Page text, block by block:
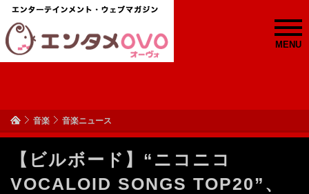
MENU
音楽 音楽ニュース
【ビルボード】“ニコニコ
VOCALOID SONGS TOP20”、